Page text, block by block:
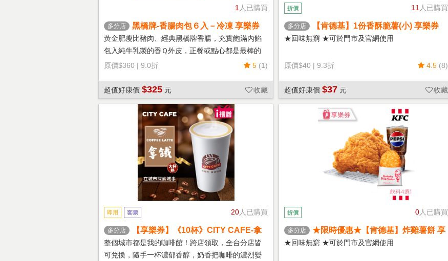
1 人已購買
多分店 黑橋牌-香腸肉包６入－冷凍 享樂券
黃金肥瘦比豬肉、經典黑橋牌香腸，充實飽滿內餡
包入純牛乳製的香Ｑ外皮，正餐或點心都是最棒的
選擇！
原價$360 | 9.0折 5 (1)
超值好康價 $325 元 收藏
11 人已購買
折價
多分店 【肯德基】1份香酥脆薯(小) 享樂券
★回味無窮 ★可於門市及官網使用
原價$40 | 9.3折 4.5 (8)
超值好康價 $37 元 收藏
20人已購買
即用 套票
多分店
【享樂券】《10杯》CITY CAFE-拿
鐵(大杯-熱)
整個城市都是我的咖啡館！跨店領取，全台分店皆
可兌換，隨手一杯濃郁香醇，奶香把咖啡的濃烈變
0人已購買
折價
多分店
★限時優惠★【肯德基】炸雞薯餅 享
樂券
★回味無窮 ★可於門市及官網使用